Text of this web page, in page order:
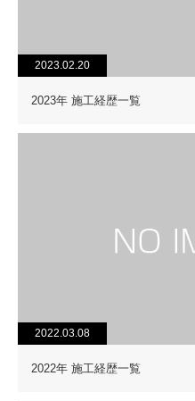
2023.02.20
2023年 施工経歴一覧
2022.03.08
2022年 施工経歴一覧